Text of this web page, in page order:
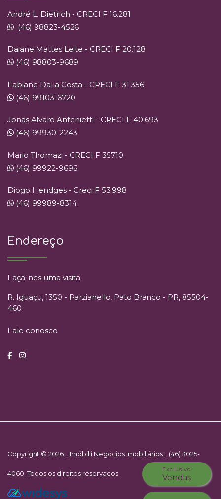
André L. Dietrich - CRECI F 16.281
(46) 98823-4526
Daiane Mattes Leite - CRECI F 20.128
(46) 98803-9689
Fabiano Dalla Costa - CRECI F 31.356
(46) 99103-6720
Jonas Alvaro Antonietti - CRECI F 40.693
(46) 99930-2243
Mario Thomazi - CRECI F 35710
(46) 99922-9696
Diogo Hendges - Creci F 53.998
(46) 99989-8314
Endereço
Faça-nos uma visita
R. Iguaçu, 1350 - Parzianello, Pato Branco - PR, 85504-
460
Fale conosco
Copyright © 2026 .: Imóbilli Negócios Imobiliários :. (46) 3025-
4060. Todos os direitos reservados.
Exclusivo
Vendas